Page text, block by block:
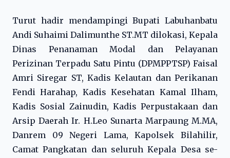
Turut hadir mendampingi Bupati Labuhanbatu
Andi Suhaimi Dalimunthe ST.MT dilokasi, Kepala
Dinas Penanaman Modal dan Pelayanan
Perizinan Terpadu Satu Pintu (DPMPPTSP) Faisal
Amri Siregar ST, Kadis Kelautan dan Perikanan
Fendi Harahap, Kadis Kesehatan Kamal Ilham,
Kadis Sosial Zainudin, Kadis Perpustakaan dan
Arsip Daerah Ir. H.Leo Sunarta Marpaung M.MA,
Danrem 09 Negeri Lama, Kapolsek Bilahilir,
Camat Pangkatan dan seluruh Kepala Desa se-